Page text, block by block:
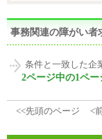
事務関連の障がい者
条件と一致した企
2ページ中の1ペ
<<先頭のページ
<